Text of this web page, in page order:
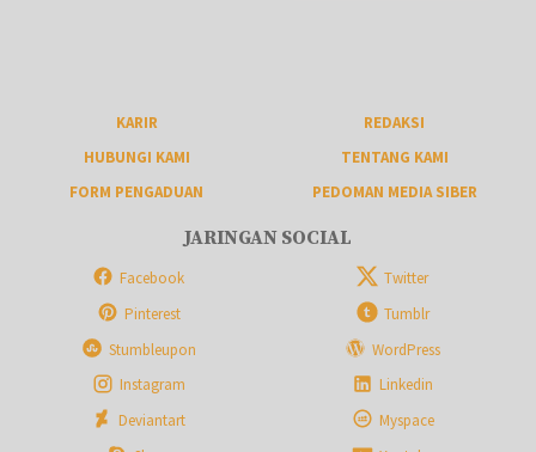
KARIR
REDAKSI
HUBUNGI KAMI
TENTANG KAMI
FORM PENGADUAN
PEDOMAN MEDIA SIBER
JARINGAN SOCIAL
Facebook
Twitter
Pinterest
Tumblr
Stumbleupon
WordPress
Instagram
Linkedin
Deviantart
Myspace